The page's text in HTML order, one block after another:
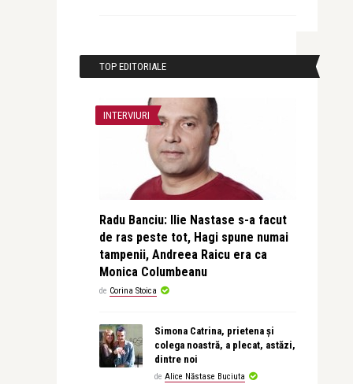
TOP EDITORIALE
INTERVIURI
Radu Banciu: Ilie Nastase s-a facut
de ras peste tot, Hagi spune numai
tampenii, Andreea Raicu era ca
Monica Columbeanu
de Corina Stoica
Simona Catrina, prietena și
colega noastră, a plecat, astăzi,
dintre noi
de Alice Năstase Buciuta